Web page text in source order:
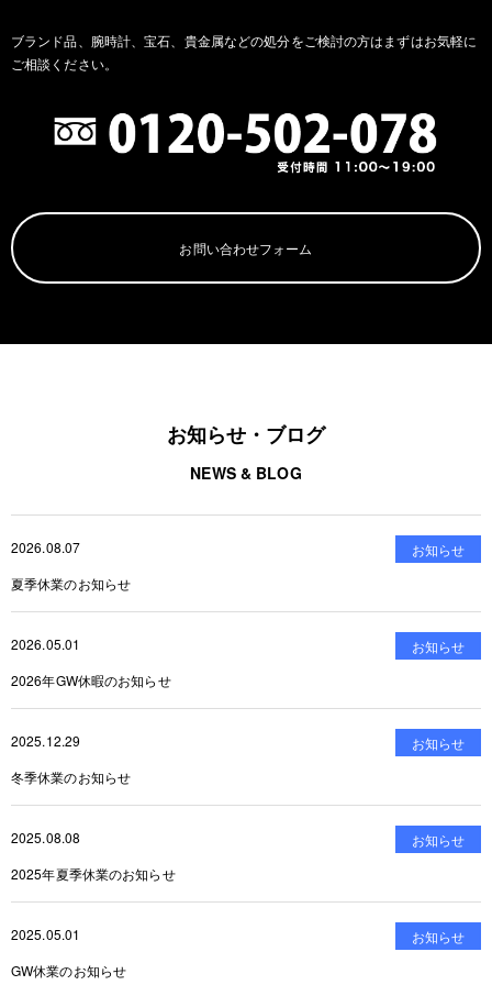
ブランド品、腕時計、宝石、貴金属などの処分をご検討の方はまずはお気軽に
ご相談ください。
お問い合わせフォーム
お知らせ・ブログ
NEWS & BLOG
2026.08.07
お知らせ
夏季休業のお知らせ
2026.05.01
お知らせ
2026年GW休暇のお知らせ
2025.12.29
お知らせ
冬季休業のお知らせ
2025.08.08
お知らせ
2025年夏季休業のお知らせ
2025.05.01
お知らせ
GW休業のお知らせ